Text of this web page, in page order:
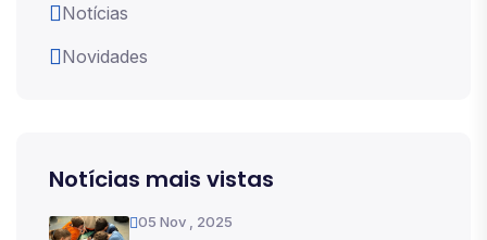
Notícias
Novidades
Notícias mais vistas
05 Nov , 2025